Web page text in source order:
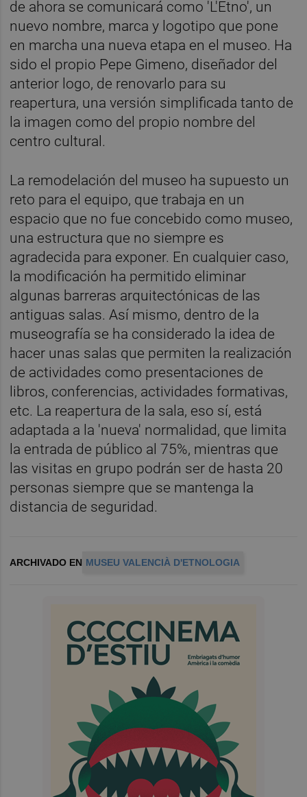
de ahora se comunicará como 'L'Etno', un
nuevo nombre, marca y logotipo que pone
en marcha una nueva etapa en el museo. Ha
sido el propio Pepe Gimeno, diseñador del
anterior logo, de renovarlo para su
reapertura, una versión simplificada tanto de
la imagen como del propio nombre del
centro cultural.
La remodelación del museo ha supuesto un
reto para el equipo, que trabaja en un
espacio que no fue concebido como museo,
una estructura que no siempre es
agradecida para exponer. En cualquier caso,
la modificación ha permitido eliminar
algunas barreras arquitectónicas de las
antiguas salas. Así mismo, dentro de la
museografía se ha considerado la idea de
hacer unas salas que permiten la realización
de actividades como presentaciones de
libros, conferencias, actividades formativas,
etc. La reapertura de la sala, eso sí, está
adaptada a la 'nueva' normalidad, que limita
la entrada de público al 75%, mientras que
las visitas en grupo podrán ser de hasta 20
personas siempre que se mantenga la
distancia de seguridad.
ARCHIVADO EN MUSEU VALENCIÀ D'ETNOLOGIA